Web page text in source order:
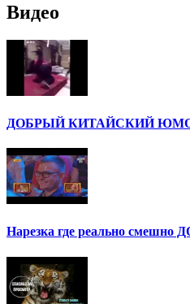
Видео
ДОБРЫЙ КИТАЙСКИЙ
Нарезка где реально